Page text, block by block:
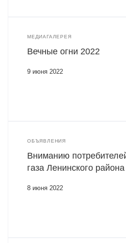
МЕДИАГАЛЕРЕЯ
Вечные огни 2022
9 июня 2022
ОБЪЯВЛЕНИЯ
Вниманию
газа Ленинского
8 июня 2022